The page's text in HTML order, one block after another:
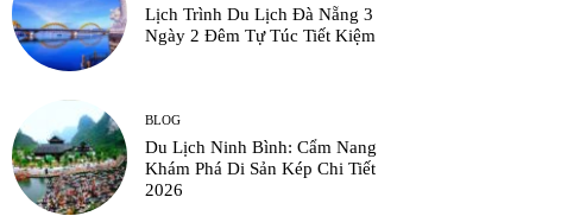
Lịch Trình Du Lịch Đà Nẵng 3
Ngày 2 Đêm Tự Túc Tiết Kiệm
BLOG
Du Lịch Ninh Bình: Cẩm Nang
Khám Phá Di Sản Kép Chi Tiết
2026